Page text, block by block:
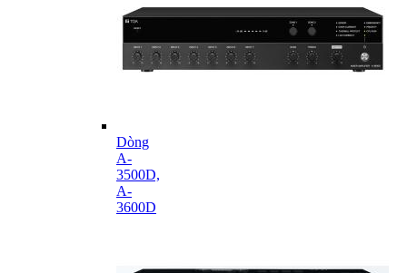
Dòng
A-
3500D,
A-
3600D